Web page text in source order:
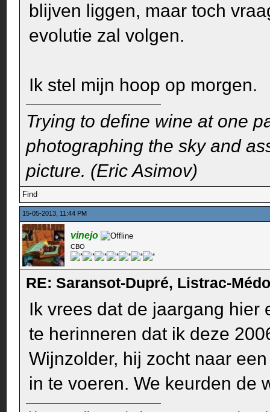
blijven liggen, maar toch
evolutie zal volgen.
Ik stel mijn hoop op morgen.
Trying to define wine at one
photographing the sky and
picture. (Eric Asimov)
Find
15-05-2013, 11:44 PM
vinejo
CBO
RE: Saransot-Dupré, Listrac-
Ik vrees dat de jaargang hier
te herinneren dat ik deze
Wijnzolder, hij zocht naar
in te voeren. We keurden de